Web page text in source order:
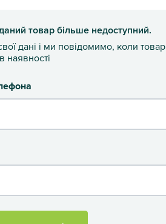
товар більше недоступний.
дані і ми повідомимо, коли товар
наявності